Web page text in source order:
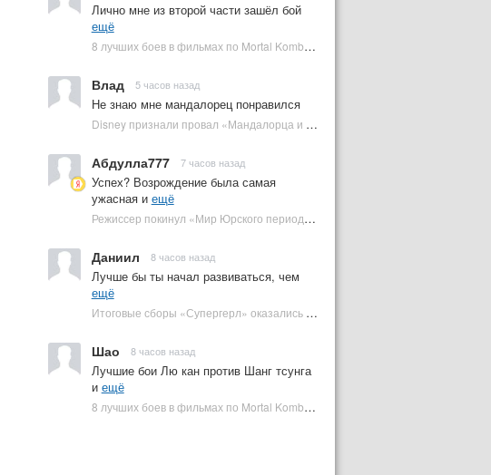
Лично мне из второй части зашёл бой
ещё
8 лучших боев в фильмах по Mortal Kombat: от «Смертельной битвы» до «Мортал Комбат 2» | Plugged In Ru
Влад 5 часов назад
Не знаю мне мандалорец понравился
Disney признали провал «Мандалорца и Грогу» и еще одной новинки | Plugged In Ru
Абдулла777 7 часов назад
Успех? Возрождение была самая
ужасная и ещё
Режиссер покинул «Мир Юрского периода 5» | Plugged In Ru
Даниил 8 часов назад
Лучше бы ты начал развиваться, чем
ещё
Итоговые сборы «Супергерл» оказались худшими для DC за два десятилетия | Plugged In Ru
Шао 8 часов назад
Лучшие бои Лю кан против Шанг тсунга
и ещё
8 лучших боев в фильмах по Mortal Kombat: от «Смертельной битвы» до «Мортал Комбат 2» | Plugged In Ru